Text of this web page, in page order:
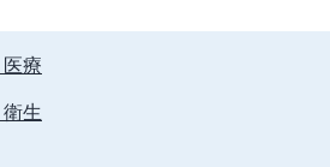
療
生